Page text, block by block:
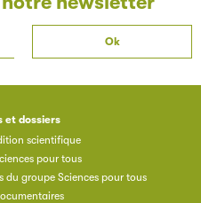
et dossiers
scientifique
pour tous
du groupe Sciences pour tous
gratuit et ouvert à tous les